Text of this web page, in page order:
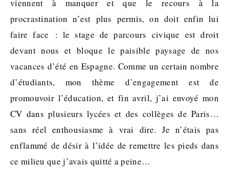
viennent à manquer et que le recours à la
procrastination n’est plus permis, on doit enfin lui
faire face : le stage de parcours civique est droit
devant nous et bloque le paisible paysage de nos
vacances d’été en Espagne. Comme un certain nombre
d’étudiants, mon thème d’engagement est de
promouvoir l’éducation, et fin avril, j’ai envoyé mon
CV dans plusieurs lycées et des collèges de Paris…
sans réel enthousiasme à vrai dire. Je n’étais pas
enflammé de désir à l’idée de remettre les pieds dans
ce milieu que j’avais quitté a peine…